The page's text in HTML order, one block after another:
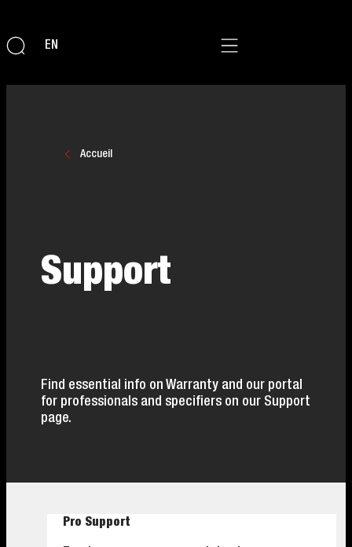
EN
Accueil
Support
Find essential info on Warranty and our portal
for professionals and specifiers on our Support
page.
Pro Support